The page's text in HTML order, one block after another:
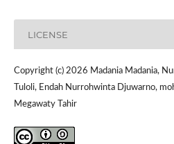
LICENSE
Copyright (c) 2026 Madania Madania,
Tuloli, Endah Nurrohwinta Djuwarno,
Megawaty Tahir